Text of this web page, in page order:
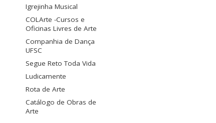
Igrejinha Musical
COLArte -Cursos e
Oficinas Livres de Arte
Companhia de Dança
UFSC
Segue Reto Toda Vida
Ludicamente
Rota de Arte
Catálogo de Obras de
Arte